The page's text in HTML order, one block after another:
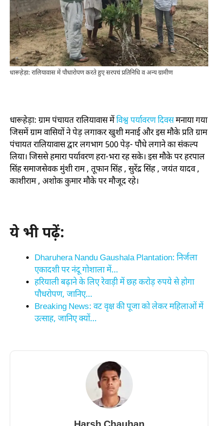
धारूहेड़ा: रालियावास में पौधारोपण करते हुए सरपचं प्रतिनिधि व अन्य ग्रामीण
धारूहेड़ा: ग्राम पंचायत रालियावास मेंविश्व पर्यावरण दिवसमनाया गया
जिसमें ग्राम वासियों ने पेड़ लगाकर खुशी मनाई और इस मौके प्रति ग्राम
पंचायत रालियावास द्वार लगभाग 500 पेड़- पौधे लगाने का संकल्प
लिया। जिससे हमारा पर्यावरण हरा-भरा रह सके। इस मौके पर हरपाल
सिंह समाजसेवक मुंशी राम , तूफान सिंह , सुरेंद्र सिंह , जयंत यादव ,
काशीराम , अशोक कुमार मौके पर मौजूद रहे।
ये भी पढ़ें:
Dharuhera Nandu Gaushala Plantation: निर्जला
एकादशी पर नंदू गोशाला में…
हरियाली बढ़ाने के लिए रेवाड़ी में छह करोड़ रुपये से होगा
पौधरोपण, जानिए…
Breaking News: वट वृक्ष की पूजा को लेकर महिलाओं में
उत्साह, जानिए क्यों…